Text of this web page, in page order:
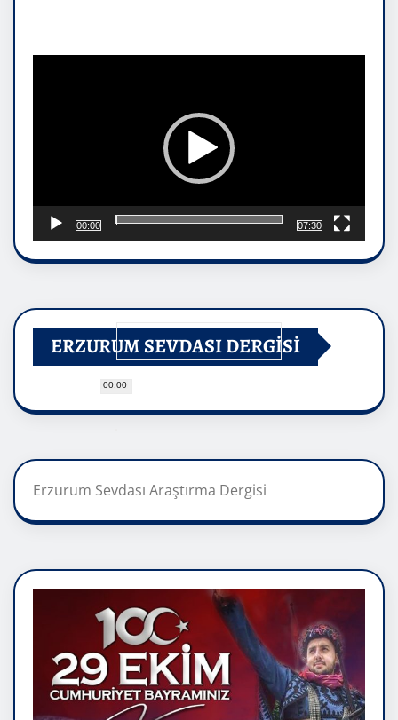
00:00
00:00
07:30
ERZURUM SEVDASI DERGİSİ
Erzurum Sevdası Araştırma Dergisi